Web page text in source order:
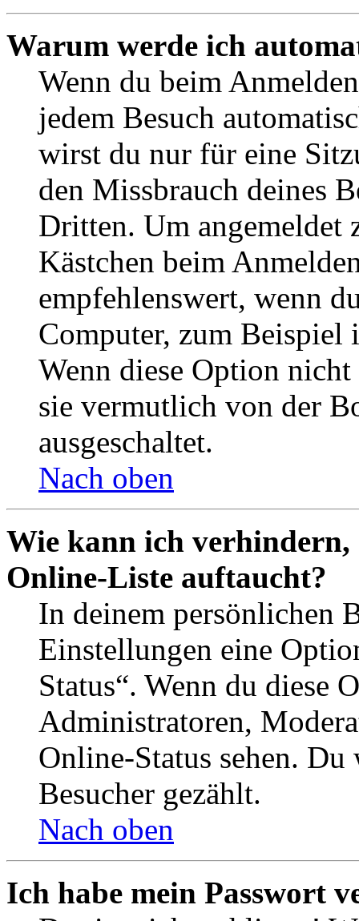
Warum werde ich
Wenn du beim
jedem Besuch
wirst du nur für eine
den Missbrauch deines
Dritten. Um angemeldet
Kästchen beim
empfehlenswert, wenn
Computer, zum Beispiel
Wenn diese Option
sie vermutlich von der
ausgeschaltet.
Nach oben
Wie kann ich verhindern,
Online-Liste auftaucht?
In deinem persönlichen
Einstellungen eine
Status“. Wenn du diese
Administratoren,
Online-Status sehen.
Besucher gezählt.
Nach oben
Ich habe mein Passwort